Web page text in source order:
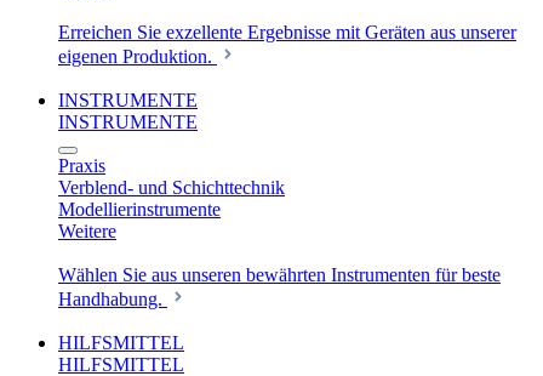
Erreichen Sie exzellente Ergebnisse mit Geräten aus unserer
eigenen Produktion.
INSTRUMENTE
INSTRUMENTE
Praxis
Verblend- und Schichttechnik
Modellierinstrumente
Weitere
Wählen Sie aus unseren bewährten Instrumenten für beste
Handhabung.
HILFSMITTEL
HILFSMITTEL